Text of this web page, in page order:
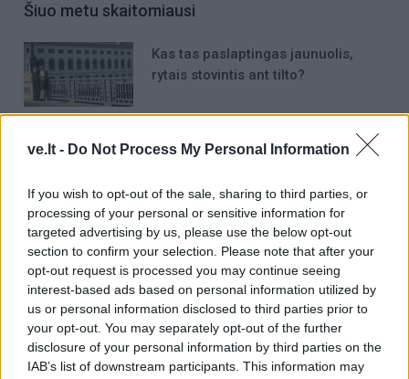
ve.lt - Do Not Process My Personal Information
If you wish to opt-out of the sale, sharing to third parties, or
processing of your personal or sensitive information for
targeted advertising by us, please use the below opt-out
section to confirm your selection. Please note that after your
opt-out request is processed you may continue seeing
interest-based ads based on personal information utilized by
us or personal information disclosed to third parties prior to
your opt-out. You may separately opt-out of the further
disclosure of your personal information by third parties on the
IAB’s list of downstream participants. This information may
Šiuo metu skaitomiausi
Kas tas paslaptingas jaunuolis,
rytais stovintis ant tilto?
Austėjos Landsbergienės gyvenime
– netikėta ir didžiulė naujiena:
Taro kortų horoskopas rugpjūčio 5
dienai: Vėžiams – balanso
paieškos, Avinams – svarbūs
patarimai